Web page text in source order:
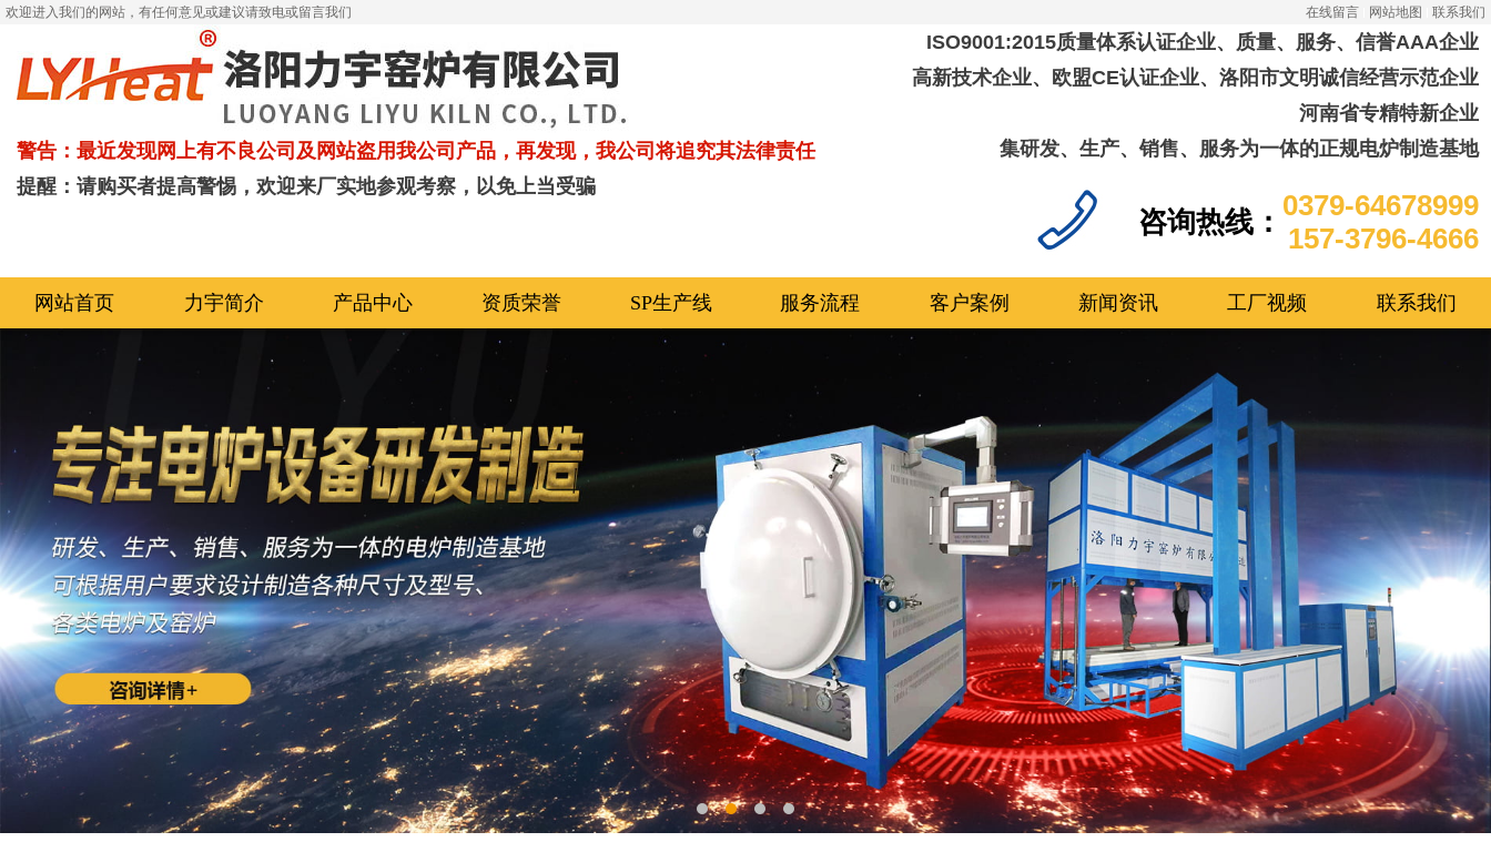
欢迎进入我们的网站，有任何意见或建议请致电或留言我们 在线留言 网站地图 联系我们
警告：最近发现网上有不良公司及网站盗用我公司产品，再发现，我公司将追究其法律责任
提醒：请购买者提高警惕，欢迎来厂实地参观考察，以免上当受骗
ISO9001:2015质量体系认证企业、质量、服务、信誉AAA企业
高新技术企业、欧盟CE认证企业、洛阳市文明诚信经营示范企业
河南省专精特新企业
集研发、生产、销售、服务为一体的正规电炉制造基地
咨询热线： 0379-64678999
157-3796-4666
网站首页 力宇简介 产品中心 资质荣誉 SP生产线 服务流程 客户案例 新闻资讯 工厂视频 联系我们